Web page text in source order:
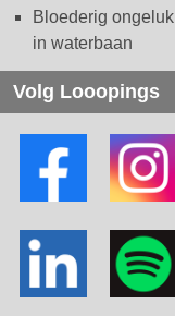
Bloederig
in waterbaan
Volg Looopings